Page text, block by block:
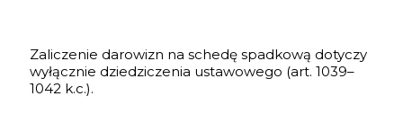
Zaliczenie darowizn na schedę spadkową dotyczy
wyłącznie dziedziczenia ustawowego (art. 1039–
1042 k.c.).